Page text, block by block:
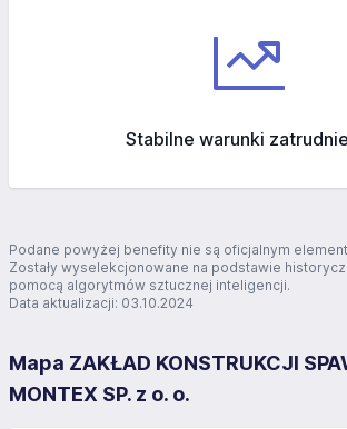
Stabilne warunki
Podane powyżej benefity nie są oficjalnym
Zostały wyselekcjonowane na podstawie
pomocą algorytmów sztucznej inteligencji.
Data aktualizacji: 03.10.2024
Mapa ZAKŁAD KONSTRUKCJI
MONTEX SP. z o. o.